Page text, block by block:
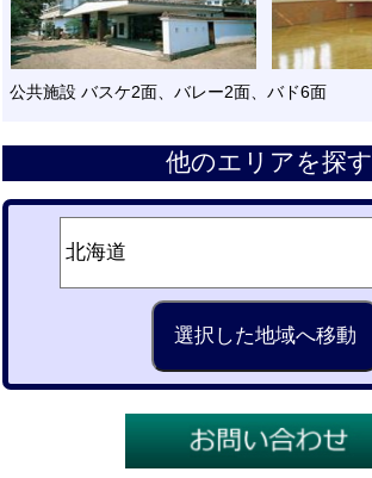
公共施設 バスケ2面、バレー2面、バド6面
他のエリアを探す